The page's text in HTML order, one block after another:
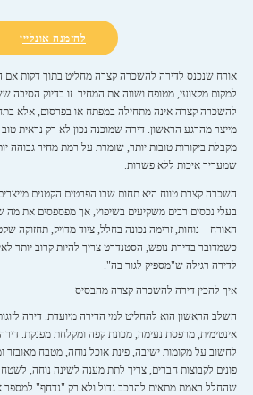
להזמנה אונליין
אורח שנכנס לדירה להשכרה קצרה מחליט בתוך דקות אם
למקום מקצועי, מטופח ושווה את המחיר. זו בדיוק הסיבה
להשכרה קצרה אינה מתחילה במפתח או בפרסום, אלא
מייצר מהרגע הראשון. דירה שמוכנה נכון לא רק נראית
מקבלת ביקורות טובות יותר, שומרת על רמת מחיר גבוהה
שמעריך איכות ללא פשרות.
השכרה קצרת טווח היא תחום שבו הפרטים הקטנים
בעלי נכסים רבים משקיעים בשיפוץ, אך מפספסים את מה
האורח – נוחות, זרימה נכונה בחלל, ציוד מדויק, תחזוקה
כשמדובר בדירת נופש, הסטנדרט צריך להיות קרוב יותר
לדירה רגילה ש"מספיק לגור בה".
איך להכין דירה להשכרה קצרה מהבסיס
השלב הראשון הוא להחליט למי הדירה מיועדת. דירה
אינטימית, מרפסת נעימה, מכונת קפה ומקלחת מפנקת.
לחשוב על מקומות ישיבה, פינת אוכל נוחה, מטבח מאובזר
פונים לקבוצות חברים, צריך לתת מענה לשינה נוחה, לשטח
שהחלל באמת מתאים להרכב גדול ולא רק "נדחף" למספר